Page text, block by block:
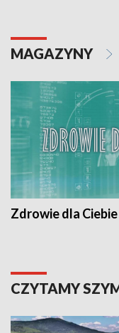
MAGAZYNY
Zdrowie dla Ciebie
CZYTAMY